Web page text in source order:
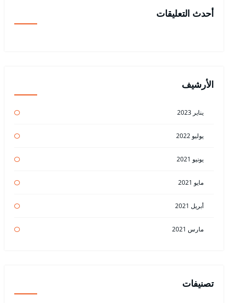
أحدث التعليقات
الأرشيف
يناير 2023
يوليو 2022
يونيو 2021
مايو 2021
أبريل 2021
مارس 2021
تصنيفات